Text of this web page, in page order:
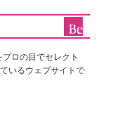
ロの目でセレクト
いるウェブサイトで